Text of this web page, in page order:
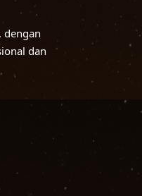
dengan
dan